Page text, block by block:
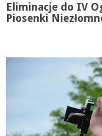
Eliminacje do IV
Piosenki